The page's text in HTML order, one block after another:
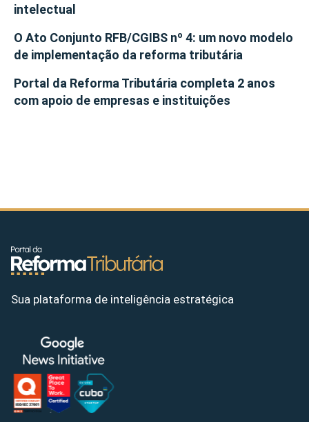
intelectual
O Ato Conjunto RFB/CGIBS nº 4: um novo modelo
de implementação da reforma tributária
Portal da Reforma Tributária completa 2 anos
com apoio de empresas e instituições
Sua plataforma de inteligência estratégica